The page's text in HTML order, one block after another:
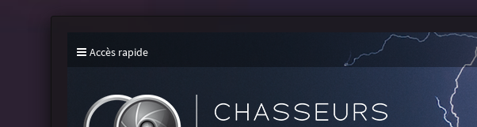
Accès rapide